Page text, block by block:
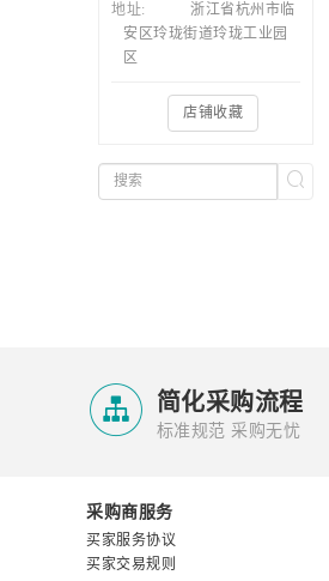
地址:
浙江省杭州市临
安区玲珑街道玲珑工业园
区
店铺收藏
 简化采购流程
标准规范 采购无忧
采购商服务
买家服务协议
买家交易规则